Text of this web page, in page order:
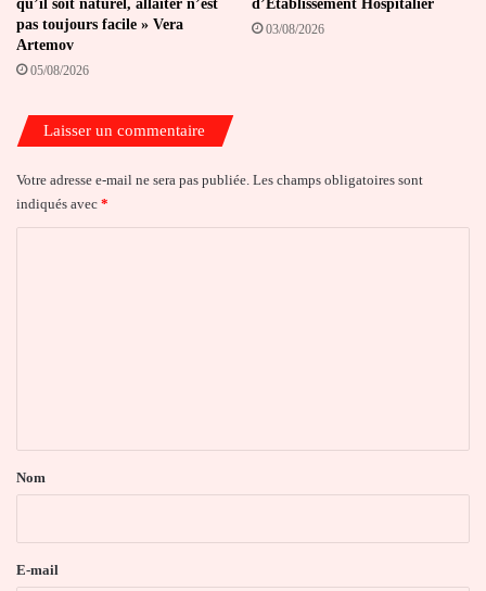
qu’il soit naturel, allaiter n’est
pas toujours facile » Vera
Artemov
05/08/2026
d’Établissement Hospitalier
03/08/2026
Laisser un commentaire
Votre adresse e-mail ne sera pas publiée. Les champs obligatoires sont
indiqués avec *
a
e
Nom
E-mail